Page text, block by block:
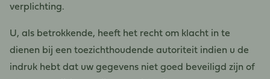
verplichting.
U, als betrokkende, heeft het recht om klacht in te
dienen bij een toezichthoudende autoriteit indien u de
indruk hebt dat uw gegevens niet goed beveiligd zijn of